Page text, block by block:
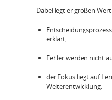
Dabei legt er großen
erklärt,
Fehler werden nicht
der Fokus liegt auf
Weiterentwicklung.